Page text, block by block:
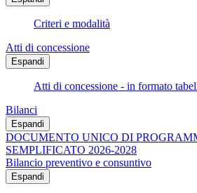
Criteri e modalità
Atti di concessione
Espandi
Atti di concessione - in formato
Bilanci
Espandi
DOCUMENTO UNICO DI
SEMPLIFICATO 2026-2028
Bilancio preventivo e consuntivo
Espandi